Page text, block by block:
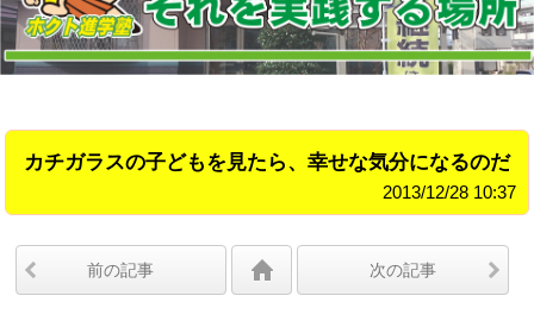
カチガラスの子どもを見たら、幸せな気分になるのだ
2013/12/28 10:37
前の記事 次の記事